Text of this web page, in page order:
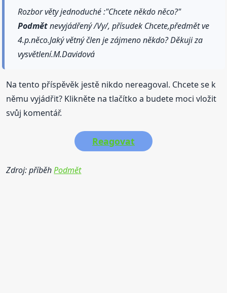
Rozbor věty jednoduché :"Chcete někdo něco?"
Podmětnevyjádřený /Vy/, přísudek Chcete,předmět ve
4.p.něco.Jaký větný člen je zájmeno někdo? Děkuji za
vysvětlení.M.Davidová
Na tento příspěvěk jestě nikdo nereagoval. Chcete se k
němu vyjádřit? Klikněte na tlačítko a budete moci vložit
svůj komentář.
Reagovat
Zdroj: příběhPodmět